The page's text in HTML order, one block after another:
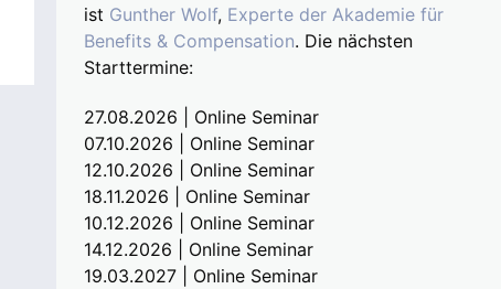
ist Gunther Wolf, Experte der Akademie für
Benefits & Compensation. Die nächsten
Starttermine:
27.08.2026 | Online Seminar
07.10.2026 | Online Seminar
12.10.2026 | Online Seminar
18.11.2026 | Online Seminar
10.12.2026 | Online Seminar
14.12.2026 | Online Seminar
19.03.2027 | Online Seminar